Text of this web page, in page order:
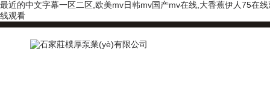
最近的中文字幕一区二区,欧美mv日韩mv国产mv在线,大香蕉伊人75在
线观看